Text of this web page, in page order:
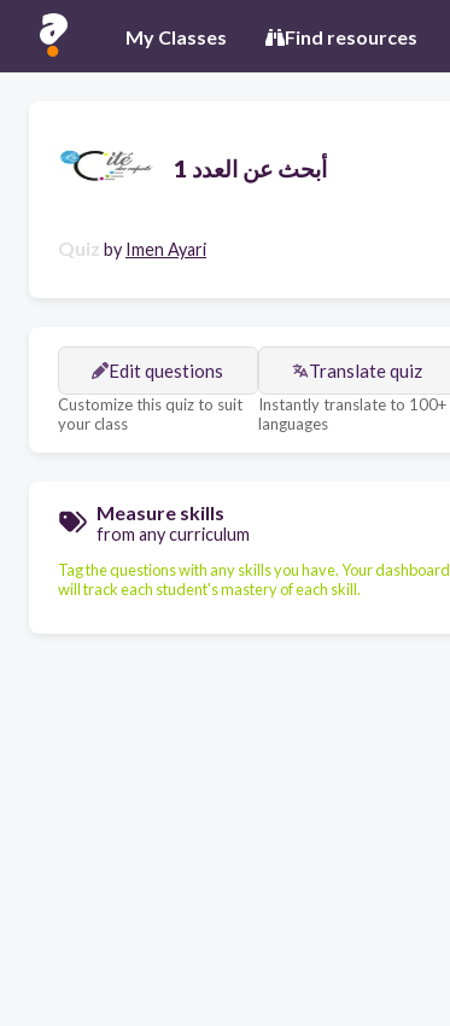
My Classes Find resources
أبحث عن العدد 1
Quiz by Imen Ayari
Edit questions
Customize this quiz to suit
your class
Translate quiz
Instantly translate to 100+
languages
Measure skills
from any curriculum
Tag the questions with any skills you have. Your dashboard
will track each student's mastery of each skill.